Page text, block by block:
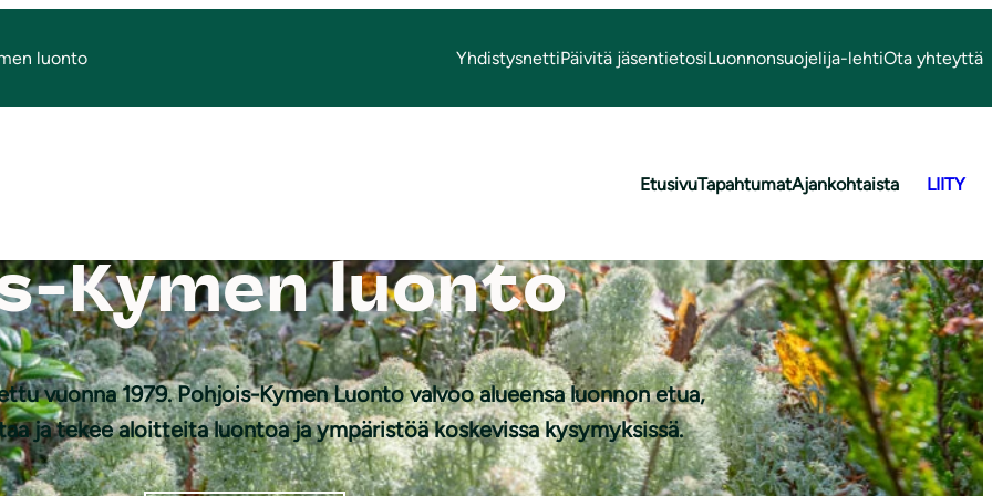
luonto YhdistysnettiPäivitä jäsentietosiLuonnonsuojelija-lehtiOta yhteyttä
EtusivuTapahtumatAjankohtaista LIITY
Kymen luonto
vuonna 1979. Pohjois-Kymen Luonto valvoo alueensa luonnon etua,
ja tekee aloitteita luontoa ja ympäristöä koskevissa kysymyksissä.
Kuva: Paul
Stevens